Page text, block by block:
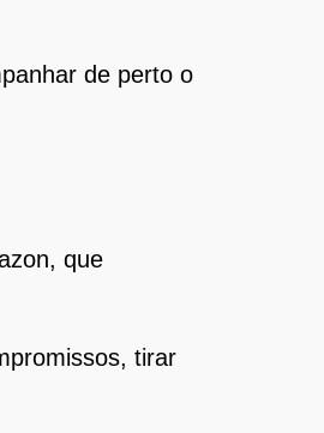
de perto o
que
tirar